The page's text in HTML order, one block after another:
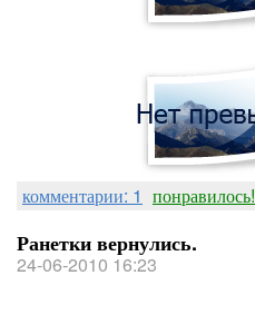
комментарии: 1 понравилось!
Ранетки вернулись.
24-06-2010 16:23